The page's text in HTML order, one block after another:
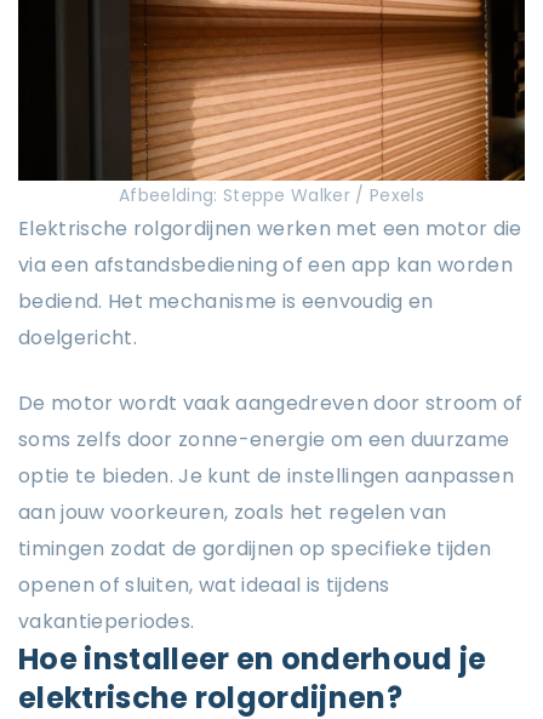
Afbeelding: Steppe Walker / Pexels
Elektrische rolgordijnen werken met een motor die
via een afstandsbediening of een app kan worden
bediend. Het mechanisme is eenvoudig en
doelgericht.
De motor wordt vaak aangedreven door stroom of
soms zelfs door zonne-energie om een duurzame
optie te bieden. Je kunt de instellingen aanpassen
aan jouw voorkeuren, zoals het regelen van
timingen zodat de gordijnen op specifieke tijden
openen of sluiten, wat ideaal is tijdens
vakantieperiodes.
Hoe installeer en onderhoud je
elektrische rolgordijnen?